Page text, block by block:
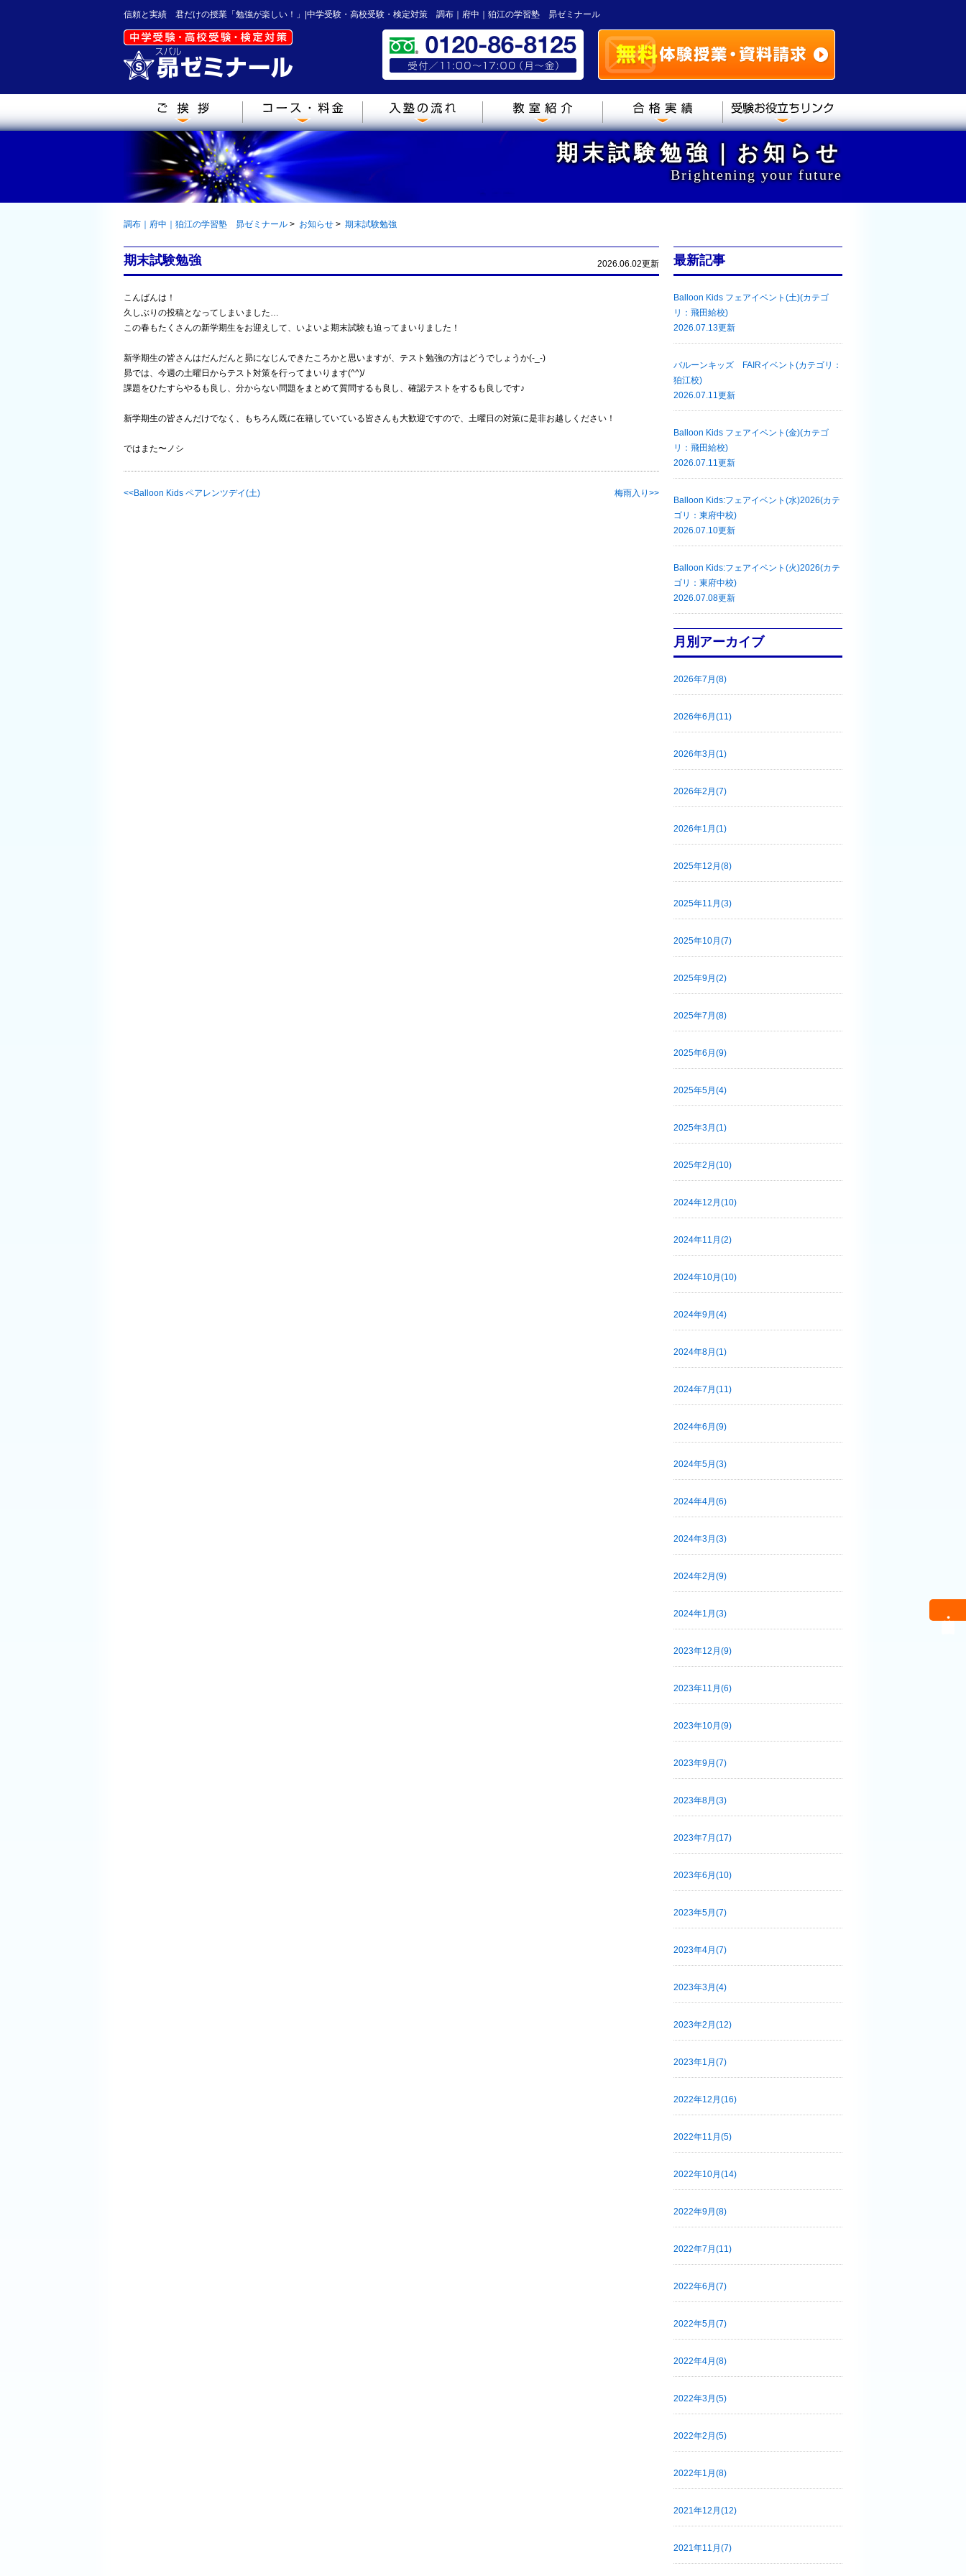
信頼と実績 君だけの授業「勉強が楽しい！」|中学受験・高校受験・検定対策 調布｜府中｜狛江の学習塾 昴ゼミナール
期末試験勉強｜お知らせ
Brightening your future
調布｜府中｜狛江の学習塾 昴ゼミナール > お知らせ > 期末試験勉強
期末試験勉強 2026.06.02更新
こんばんは！
久しぶりの投稿となってしまいました…
この春もたくさんの新学期生をお迎えして、いよいよ期末試験も迫ってまいりました！
新学期生の皆さんはだんだんと昴になじんできたころかと思いますが、テスト勉強の方はどうでしょうか(-_-)
昴では、今週の土曜日からテスト対策を行ってまいります(^^)/
課題をひたすらやるも良し、分からない問題をまとめて質問するも良し、確認テストをするも良しです♪
新学期生の皆さんだけでなく、もちろん既に在籍していている皆さんも大歓迎ですので、土曜日の対策に是非お越しください！
ではまた〜ノシ
Balloon Kids ペアレンツデイ(土) 梅雨入り
最新記事
Balloon Kids フェアイベント(土)(カテゴ
リ：飛田給校)
2026.07.13更新
バルーンキッズ FAIRイベント(カテゴリ：
狛江校)
2026.07.11更新
Balloon Kids フェアイベント(金)(カテゴ
リ：飛田給校)
2026.07.11更新
Balloon Kids:フェアイベント(水)2026(カテ
ゴリ：東府中校)
2026.07.10更新
Balloon Kids:フェアイベント(火)2026(カテ
ゴリ：東府中校)
2026.07.08更新
月別アーカイブ
2026年7月(8)
2026年6月(11)
2026年3月(1)
2026年2月(7)
2026年1月(1)
2025年12月(8)
2025年11月(3)
2025年10月(7)
2025年9月(2)
2025年7月(8)
2025年6月(9)
2025年5月(4)
2025年3月(1)
2025年2月(10)
2024年12月(10)
2024年11月(2)
2024年10月(10)
2024年9月(4)
2024年8月(1)
2024年7月(11)
2024年6月(9)
2024年5月(3)
2024年4月(6)
2024年3月(3)
2024年2月(9)
2024年1月(3)
2023年12月(9)
2023年11月(6)
2023年10月(9)
2023年9月(7)
2023年8月(3)
2023年7月(17)
2023年6月(10)
2023年5月(7)
2023年4月(7)
2023年3月(4)
2023年2月(12)
2023年1月(7)
2022年12月(16)
2022年11月(5)
2022年10月(14)
2022年9月(8)
2022年7月(11)
2022年6月(7)
2022年5月(7)
2022年4月(8)
2022年3月(5)
2022年2月(5)
2022年1月(8)
2021年12月(12)
2021年11月(7)